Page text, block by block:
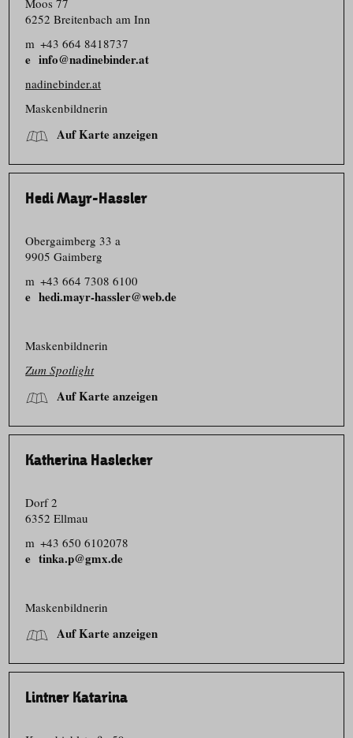
Moos 77
6252 Breitenbach am Inn
m +43 664 8418737
info@nadinebinder.at
nadinebinder.at
Maskenbildnerin
Auf Karte anzeigen
Hedi Mayr-Hassler
Obergaimberg 33 a
9905 Gaimberg
m +43 664 7308 6100
hedi.mayr-hassler@web.de
Maskenbildnerin
Zum Spotlight
Auf Karte anzeigen
Katherina Haslecker
Dorf 2
6352 Ellmau
m +43 650 6102078
tinka.p@gmx.de
Maskenbildnerin
Auf Karte anzeigen
Lintner Katarina